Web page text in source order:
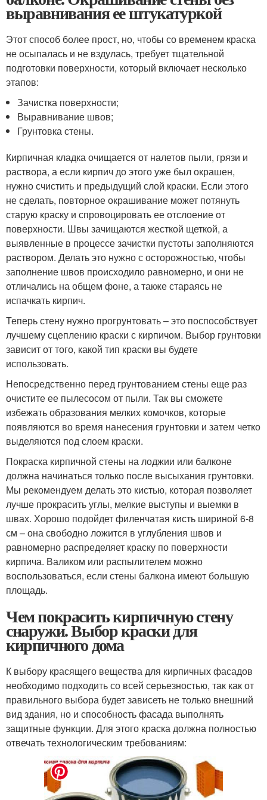
выравнивания ее штукатуркой
Этот способ более прост, но, чтобы со временем краска
не осыпалась и не вздулась, требует тщательной
подготовки поверхности, который включает несколько
этапов:
Зачистка поверхности;
Выравнивание швов;
Грунтовка стены.
Кирпичная кладка очищается от налетов пыли, грязи и
раствора, а если кирпич до этого уже был окрашен,
нужно счистить и предыдущий слой краски. Если этого
не сделать, повторное окрашивание может потянуть
старую краску и спровоцировать ее отслоение от
поверхности. Швы зачищаются жесткой щеткой, а
выявленные в процессе зачистки пустоты заполняются
раствором. Делать это нужно с осторожностью, чтобы
заполнение швов происходило равномерно, и они не
отличались на общем фоне, а также стараясь не
испачкать кирпич.
Теперь стену нужно прогрунтовать – это поспособствует
лучшему сцеплению краски с кирпичом. Выбор грунтовки
зависит от того, какой тип краски вы будете
использовать.
Непосредственно перед грунтованием стены еще раз
очистите ее пылесосом от пыли. Так вы сможете
избежать образования мелких комочков, которые
появляются во время нанесения грунтовки и затем четко
выделяются под слоем краски.
Покраска кирпичной стены на лоджии или балконе
должна начинаться только после высыхания грунтовки.
Мы рекомендуем делать это кистью, которая позволяет
лучше прокрасить углы, мелкие выступы и выемки в
швах. Хорошо подойдет филенчатая кисть шириной 6-8
см – она свободно ложится в углубления швов и
равномерно распределяет краску по поверхности
кирпича. Валиком или распылителем можно
воспользоваться, если стены балкона имеют большую
площадь.
Чем покрасить кирпичную стену
снаружи. Выбор краски для
кирпичного дома
К выбору красящего вещества для кирпичных фасадов
необходимо подходить со всей серьезностью, так как от
правильного выбора будет зависеть не только внешний
вид здания, но и способность фасада выполнять
защитные функции. Для этого краска должна полностью
отвечать технологическим требованиям: